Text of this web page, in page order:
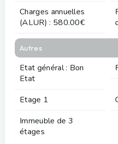
Charges annuelles
(ALUR) : 580.00€
Autres
Etat général : Bon
Etat
Etage 1
Immeuble de 3
étages